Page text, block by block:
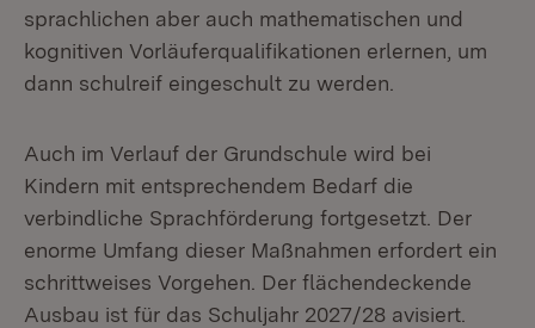
sprachlichen aber auch mathematischen und
kognitiven Vorläuferqualifikationen erlernen, um
dann schulreif eingeschult zu werden.
Auch im Verlauf der Grundschule wird bei
Kindern mit entsprechendem Bedarf die
verbindliche Sprachförderung fortgesetzt. Der
enorme Umfang dieser Maßnahmen erfordert ein
schrittweises Vorgehen. Der flächendeckende
Ausbau ist für das Schuljahr 2027/28 avisiert.